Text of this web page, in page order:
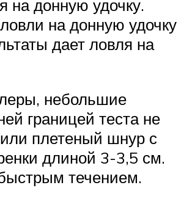
на донную удочку.
на донную удочку
дает ловля на
небольшие
границей теста не
плетеный шнур с
длиной 3-3,5 см.
течением.